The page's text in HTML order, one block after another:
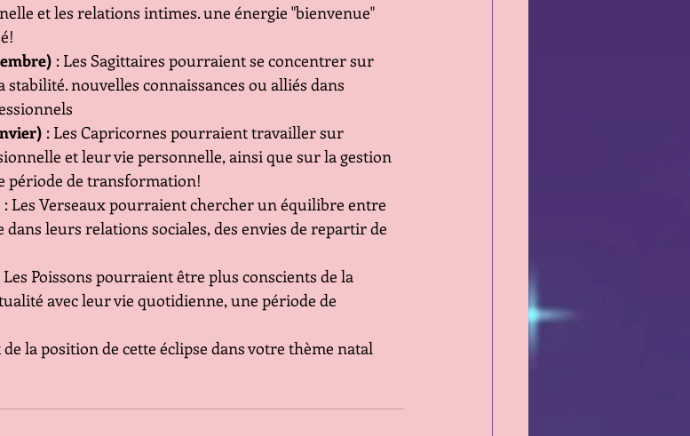
et les relations intimes. une énergie "bienvenue"
: Les Sagittaires pourraient se concentrer sur
nouvelles connaissances ou alliés dans
: Les Capricornes pourraient travailler sur
et leur vie personnelle, ainsi que sur la gestion
période de transformation!
: Les Verseaux pourraient chercher un équilibre entre
leurs relations sociales, des envies de repartir de
Les Poissons pourraient être plus conscients de la
avec leur vie quotidienne, une période de
la position de cette éclipse dans votre thème natal